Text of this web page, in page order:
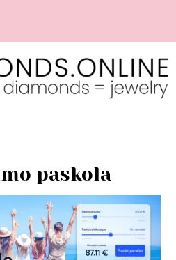
dydį online 👉 spausk čia
paskola